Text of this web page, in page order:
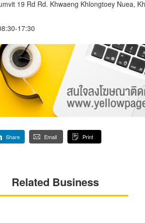
19 Rd Rd. Khwaeng Khlongtoey Nuea,
17:30
Share Email Print
Related Business